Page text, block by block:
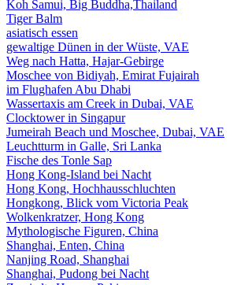
Koh Samui, Big Buddha,Thailand
Tiger Balm
asiatisch essen
gewaltige Dünen in der Wüste, VAE
Weg nach Hatta, Hajar-Gebirge
Moschee von Bidiyah, Emirat Fujairah
im Flughafen Abu Dhabi
Wassertaxis am Creek in Dubai, VAE
Clocktower in Singapur
Jumeirah Beach und Moschee, Dubai, VAE
Leuchtturm in Galle, Sri Lanka
Fische des Tonle Sap
Hong Kong-Island bei Nacht
Hong Kong, Hochhausschluchten
Hongkong, Blick vom Victoria Peak
Wolkenkratzer, Hong Kong
Mythologische Figuren, China
Shanghai, Enten, China
Nanjing Road, Shanghai
Shanghai, Pudong bei Nacht